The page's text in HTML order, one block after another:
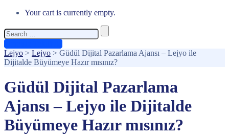
Your cart is currently empty.
Search
for:
Lejyo > Lejyo > Güdül Dijital Pazarlama Ajansı – Lejyo ile
Dijitalde Büyümeye Hazır mısınız?
Güdül Dijital Pazarlama
Ajansı – Lejyo ile Dijitalde
Büyümeye Hazır mısınız?